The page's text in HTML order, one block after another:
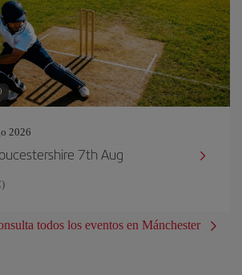
2026
7th Aug
todos los eventos en Mánchester